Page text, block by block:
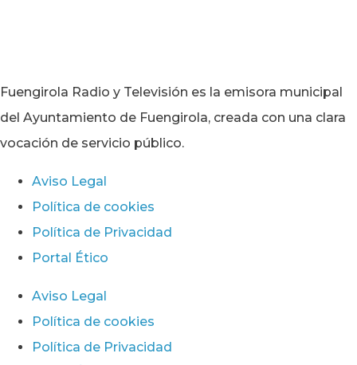
Fuengirola Radio y Televisión es la emisora municipal
del Ayuntamiento de Fuengirola, creada con una clara
vocación de servicio público.
Aviso Legal
Política de cookies
Política de Privacidad
Portal Ético
Aviso Legal
Política de cookies
Política de Privacidad